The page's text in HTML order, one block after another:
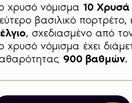
χρυσό νόμισμα 10
βασιλικό
, σχεδιασμένο από
χρυσό νόμισμα έχει
900 βαθμών